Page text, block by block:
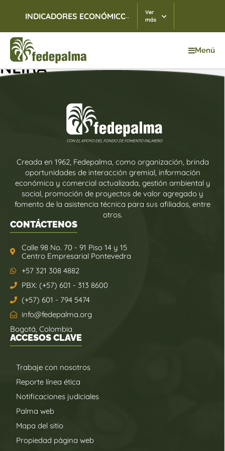
INDICADORES ECONÓMICOS TRM 06/08/2026
...
Ver
más
Menú
NEIRA
Creada en 1962, Fedepalma, como organización, brinda
oportunidades de interacción gremial, información
económica y comercial actualizada, gestión ambiental y
social, promoción de proyectos de valor agregado y
fomento de la asistencia técnica para sus afiliados, entre
otros.
CONTÁCTENOS
Calle 98 No. 70 - 91 Piso 14 y 15
Centro Empresarial Pontevedra
+57 321 308 4882
PBX: (+57) 601 - 313 8600
(+57) 601 - 794 5474
info@fedepalma.org
Bogotá, Colombia
ACCESOS CLAVE
Trabaje con nosotros
Reporte línea ética
Notificaciones judiciales
Palma web
Mapa del sitio
Propiedad página web